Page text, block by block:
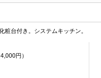
粧台付き。システムキッチン。
円）